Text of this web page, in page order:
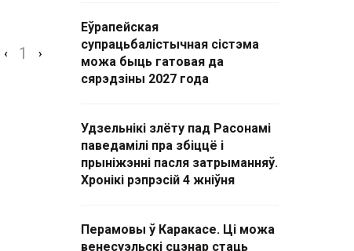
‹ 1 ›
Еўрапейская
супрацьбалістычная сістэма
можа быць гатовая да
сярэдзіны 2027 года
Удзельнікі злёту пад Расонамі
паведамілі пра збіццё і
прыніжэнні пасля затрыманняў.
Хронікі рэпрэсій 4 жніўня
Перамовы ў Каракасе. Ці можа
венесуэльскі сцэнар стаць